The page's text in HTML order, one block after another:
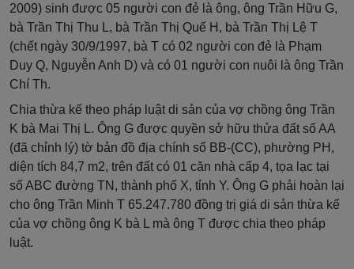
2009) sinh được 05 người con đẻ là ông, ông Trần Hữu G,
bà Trần Thị Thu L, bà Trần Thị Quế H, bà Trần Thị Lệ T
(chết ngày 30/9/1997, bà T có 02 người con đẻ là Phạm
Duy Q, Nguyễn Anh D) và có 01 người con nuôi là ông Trần
Chí Th.
Chia thừa kế theo pháp luật di sản của vợ chồng ông Trần
K bà Mai Thị L. Ông G được quyền sở hữu thửa đất số AA
(đã chỉnh lý) tờ bản đồ địa chính số BB-(CC), phường PH,
diện tích 84,7 m2, trên đất có 01 căn nhà cấp 4, tọa lạc tại
số ABC đường TN, thành phố X, tỉnh Y. Ông G phải hoàn lại
cho ông Trần Minh T 65.247.780 đồng trị giá di sản thừa kế
của vợ chồng ông K bà L mà ông T được chia theo pháp
luật.